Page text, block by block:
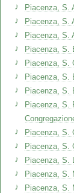
Piacenza, S.
Piacenza, S.
Piacenza, S.
Piacenza, S.
Piacenza, S.
Piacenza, S.
Piacenza, S.
Piacenza, S.
Piacenza, S.
Piacenza, S.
Piacenza, S.
Piacenza, S.
Piacenza, S.